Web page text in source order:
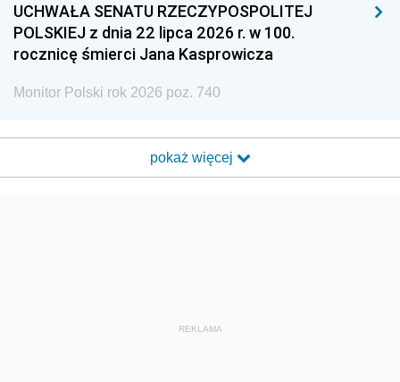
UCHWAŁA SENATU RZECZYPOSPOLITEJ
POLSKIEJ z dnia 22 lipca 2026 r. w 100.
rocznicę śmierci Jana Kasprowicza
Monitor Polski rok 2026 poz. 740
pokaż więcej
REKLAMA